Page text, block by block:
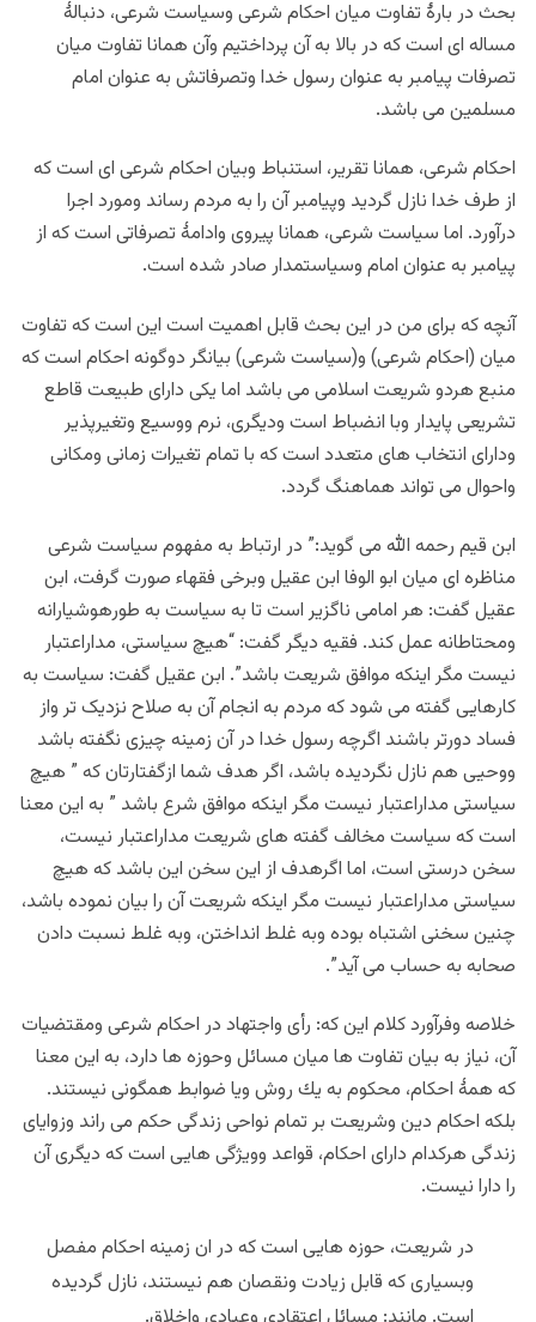
بحث در بارۀ تفاوت ميان احكام شرعی وسياست شرعی، دنبالۀ
مساله ای است که در بالا به آن پرداختیم وآن همانا تفاوت میان
تصرفات پیامبر به عنوان رسول خدا وتصرفاتش به عنوان امام
مسلمین می باشد.
احکام شرعی، همانا تقریر، استنباط وبیان احکام شرعی ای است که
از طرف خدا نازل گردید وپیامبر آن را به مردم رساند ومورد اجرا
درآورد. اما سیاست شرعی، همانا پیروی وادامۀ تصرفاتی است که از
پیامبر به عنوان امام وسیاستمدار صادر شده است.
آنچه که برای من در این بحث قابل اهمیت است این است که تفاوت
میان (احکام شرعی) و(سیاست شرعی) بیانگر دوگونه احکام است که
منبع هردو شریعت اسلامی می باشد اما یکی دارای طبیعت قاطع
تشریعی پایدار وبا انضباط است ودیگری، نرم ووسیع وتغیرپذیر
ودارای انتخاب های متعدد است که با تمام تغیرات زمانی ومکانی
واحوال می تواند هماهنگ گردد.
ابن قیم رحمه الله می گوید:” در ارتباط به مفهوم سیاست شرعی
مناظره ای میان ابو الوفا ابن عقیل وبرخی فقهاء صورت گرفت، ابن
عقیل گفت: هر امامی ناگزیر است تا به سیاست به طورهوشیارانه
ومحتاطانه عمل کند. فقیه دیگر گفت: “هیچ سیاستی، مداراعتبار
نیست مگر اینکه موافق شریعت باشد”. ابن عقیل گفت: سیاست به
کارهایی گفته می شود که مردم به انجام آن به صلاح نزدیک تر واز
فساد دورتر باشند اگرچه رسول خدا در آن زمینه چیزی نگفته باشد
ووحیی هم نازل نگردیده باشد، اگر هدف شما ازگفتارتان كه ” هیچ
سیاستی مداراعتبار نیست مگر اینکه موافق شرع باشد ” به اين معنا
است که سیاست مخالف گفته های شریعت مداراعتبار نیست،
سخن درستی است، اما اگرهدف از این سخن این باشد که هیچ
سیاستی مداراعتبار نیست مگر اینکه شریعت آن را بیان نموده باشد،
چنین سخنی اشتباه بوده وبه غلط انداختن، وبه غلط نسبت دادن
صحابه به حساب می آید”.
خلاصه وفرآورد کلام این که: رأی واجتهاد در احکام شرعی ومقتضیات
آن، نياز به بیان تفاوت ها میان مسائل وحوزه ها دارد، به این معنا
که همۀ احکام، محکوم به يك روش ویا ضوابط همگونی نیستند.
بلکه احکام دین وشریعت بر تمام نواحی زندگی حکم می راند وزوایای
زندگی هرکدام دارای احکام، قواعد وویژگی هایی است که دیگری آن
را دارا نیست.
در شریعت، حوزه هایی است که در ان زمینه احکام مفصل
وبسیاری که قابل زیادت ونقصان هم نیستند، نازل گردیده